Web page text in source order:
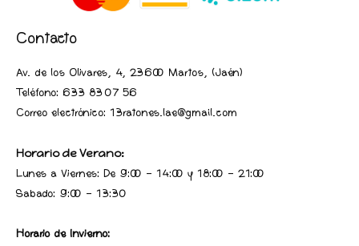
Contacto
Av. de los Olivares, 4, 23600 Martos, (Jaén)
Teléfono: 633 83 07 56
Correo electrónico: 13ratones.lae@gmail.com
Horario de Verano:
Lunes a Viernes: De 9:00 - 14:00 y 18:00 - 21:00
Sabado: 9:00 - 13:30
Horario de Invierno: